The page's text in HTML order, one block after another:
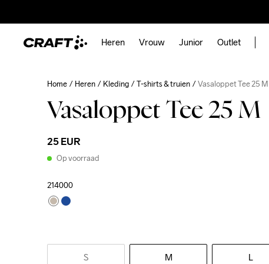
Heren Vrouw Junior Outlet
Home Heren Kleding T-shirts & truien Vasaloppet Tee 25 M
Vasaloppet Tee 25 M
25 EUR
Op voorraad
214000
S M L